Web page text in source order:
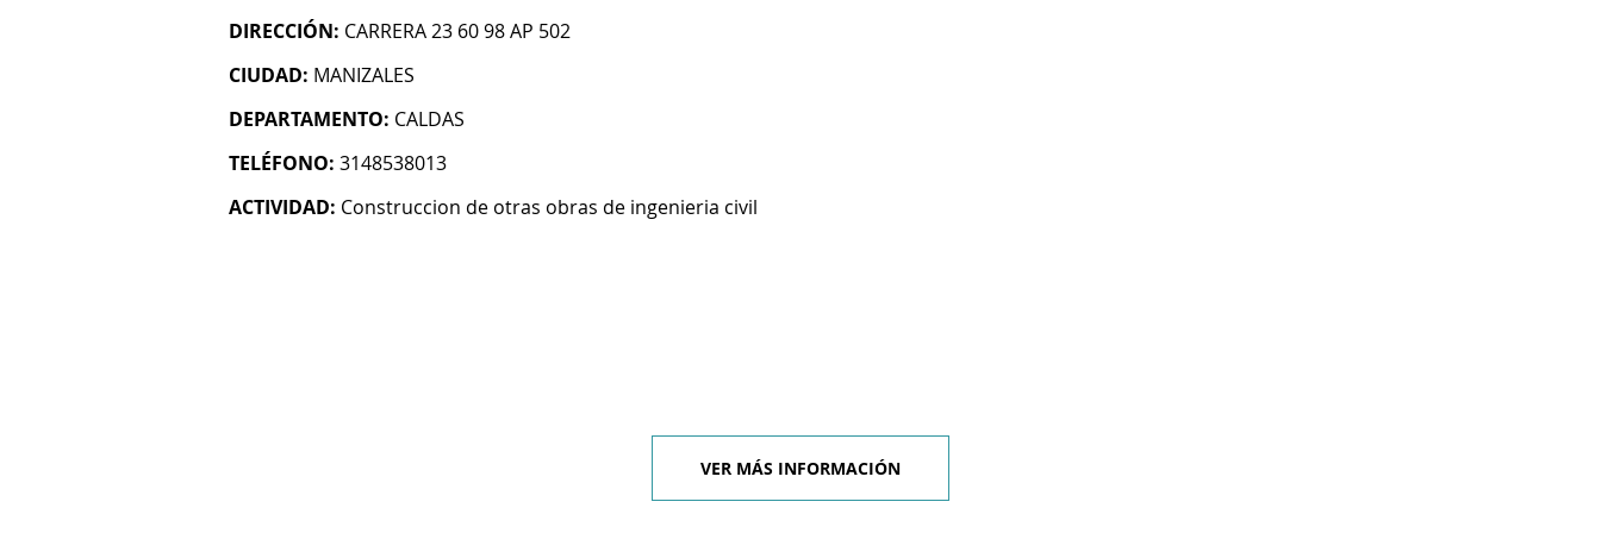
DIRECCIÓN: CARRERA 23 60 98 AP 502
CIUDAD: MANIZALES
DEPARTAMENTO: CALDAS
TELÉFONO: 3148538013
ACTIVIDAD: Construccion de otras obras de ingenieria civil
VER MÁS INFORMACIÓN